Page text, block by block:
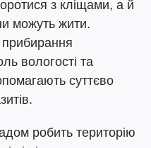
з кліщами, а й
можуть жити.
прибирання
вологості та
суттєво
робить територію